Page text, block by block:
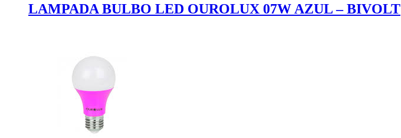
LAMPADA BULBO LED OUROLUX 07W AZUL – BIVOLT